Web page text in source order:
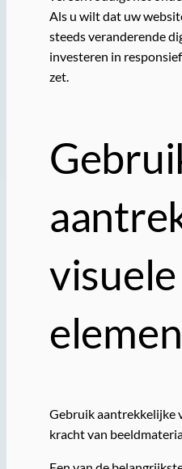
Als u wilt dat uw
steeds veranderende
investeren in
zet.
visuele
Gebruik aantrekkelijke
kracht van